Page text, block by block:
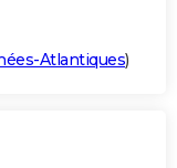
Atlantiques)